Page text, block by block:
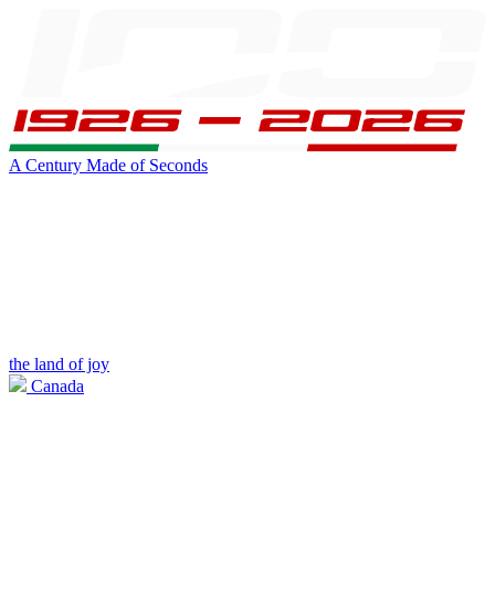
A Century Made of Seconds
the land of joy
Canada